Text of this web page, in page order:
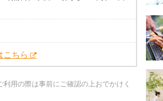
こちら
用の際は事前にご確認の上おでかけく